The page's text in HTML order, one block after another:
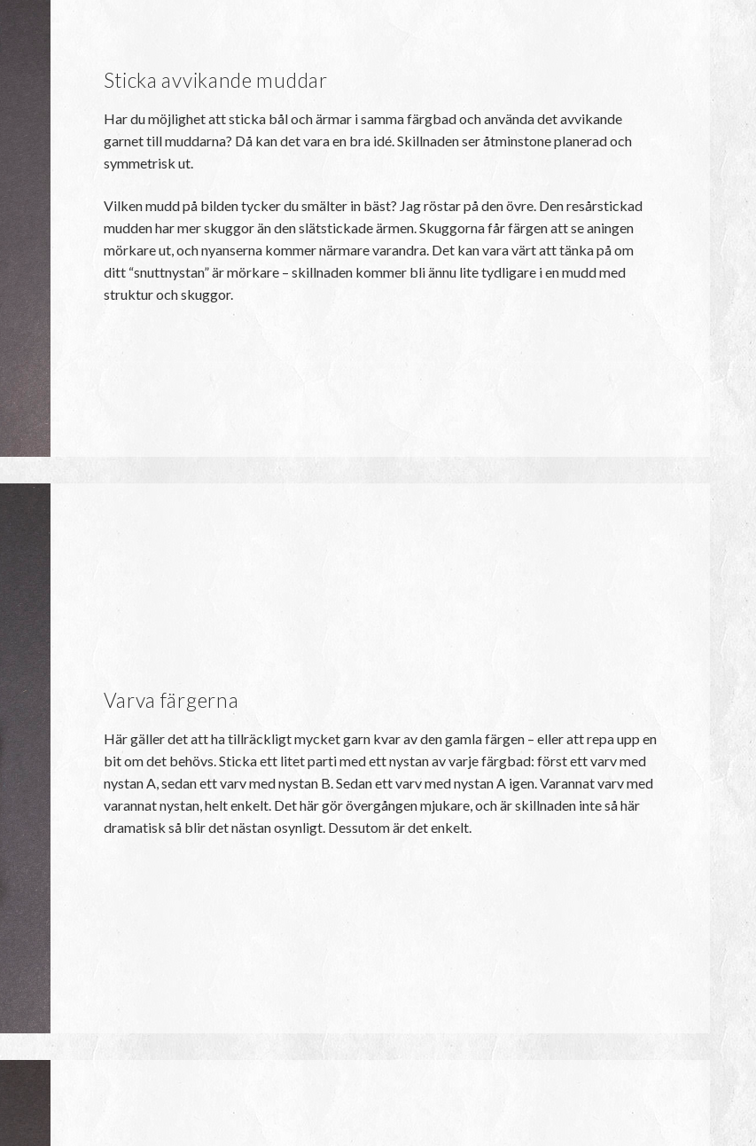
Sticka avvikande muddar
Har du möjlighet att sticka bål och ärmar i samma färgbad och använda det avvikande
garnet till muddarna? Då kan det vara en bra idé. Skillnaden ser åtminstone planerad och
symmetrisk ut.
Vilken mudd på bilden tycker du smälter in bäst? Jag röstar på den övre. Den resårstickad
mudden har mer skuggor än den slätstickade ärmen. Skuggorna får färgen att se aningen
mörkare ut, och nyanserna kommer närmare varandra. Det kan vara värt att tänka på om
ditt “snuttnystan” är mörkare – skillnaden kommer bli ännu lite tydligare i en mudd med
struktur och skuggor.
Varva färgerna
Här gäller det att ha tillräckligt mycket garn kvar av den gamla färgen – eller att repa upp en
bit om det behövs. Sticka ett litet parti med ett nystan av varje färgbad: först ett varv med
nystan A, sedan ett varv med nystan B. Sedan ett varv med nystan A igen. Varannat varv med
varannat nystan, helt enkelt. Det här gör övergången mjukare, och är skillnaden inte så här
dramatisk så blir det nästan osynligt. Dessutom är det enkelt.